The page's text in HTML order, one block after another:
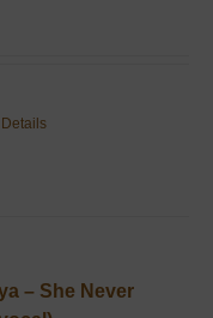
Details
– She Never